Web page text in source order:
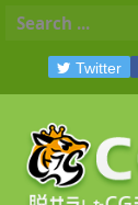
Twitter